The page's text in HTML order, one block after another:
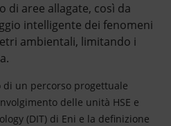
di aree allagate, così da
intelligente dei fenomeni
ambientali, limitando i
un percorso progettuale
delle unità HSE e
(DIT) di Eni e la definizione